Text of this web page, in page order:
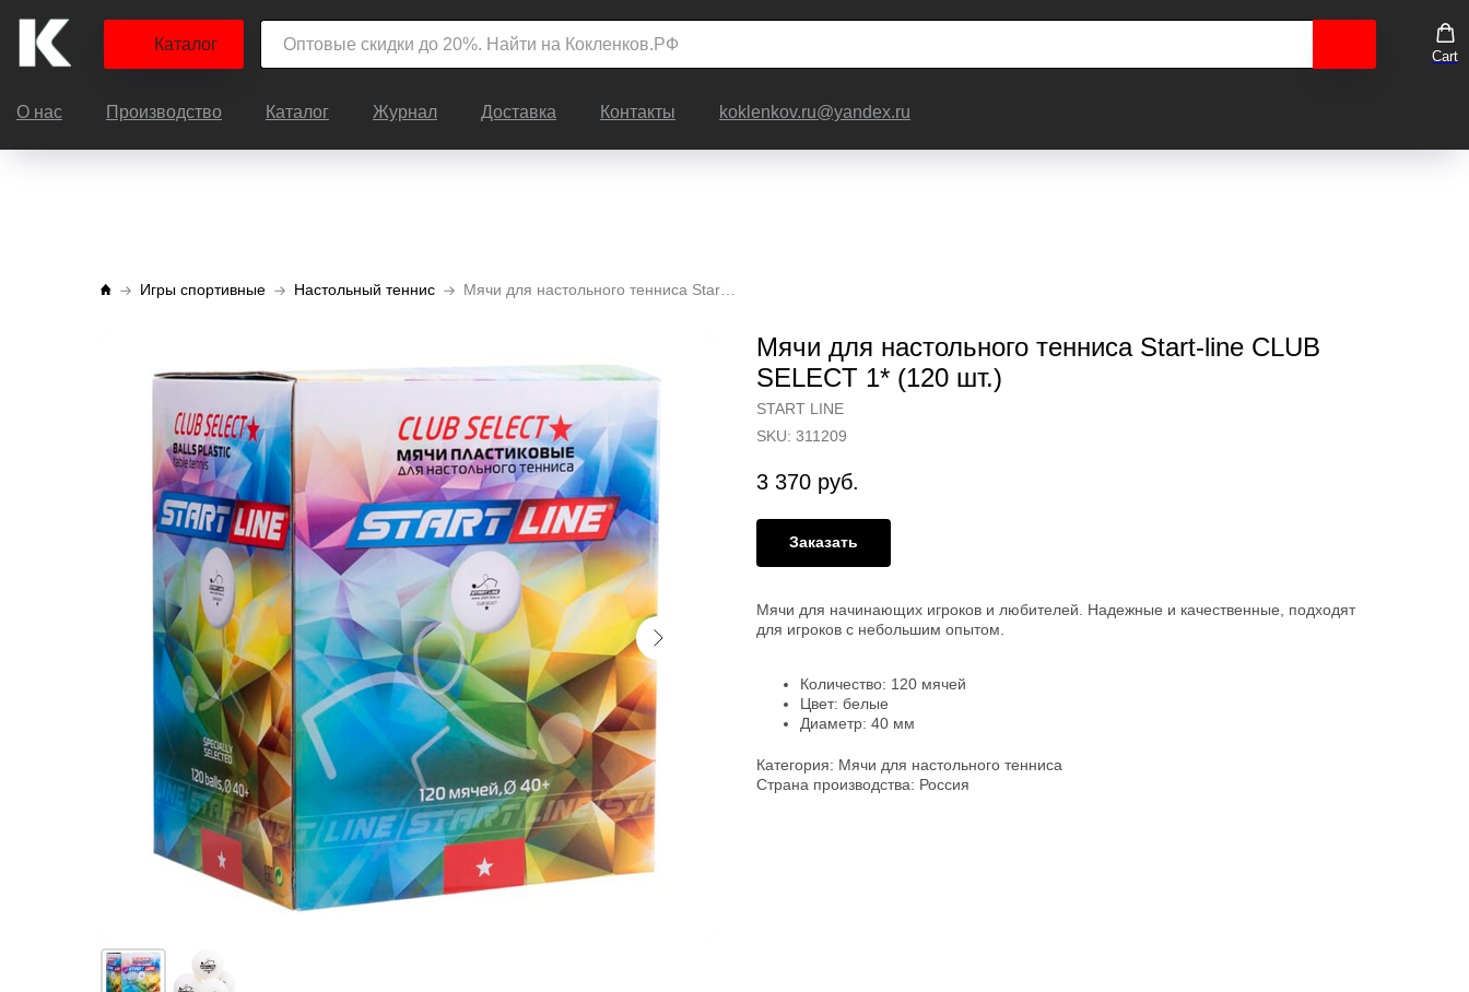
Каталог
Cart
О нас Производство Каталог Журнал Доставка Контакты koklenkov.ru@yandex.ru
Игры спортивные Настольный теннис
Мячи для настольного тенниса Start-line CLUB
SELECT 1* (120 шт.)
START LINE
SKU: 311209
3 370 руб.
Заказать
Мячи для начинающих игроков и любителей. Надежные и качественные, подходят
для игроков с небольшим опытом.
Количество: 120 мячей
Цвет: белые
Диаметр: 40 мм
Категория: Мячи для настольного тенниса
Страна производства: Россия